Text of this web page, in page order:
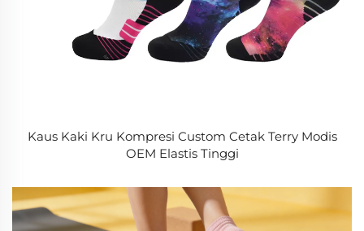
Kaus Kaki Kru Kompresi Custom Cetak Terry Modis
OEM Elastis Tinggi